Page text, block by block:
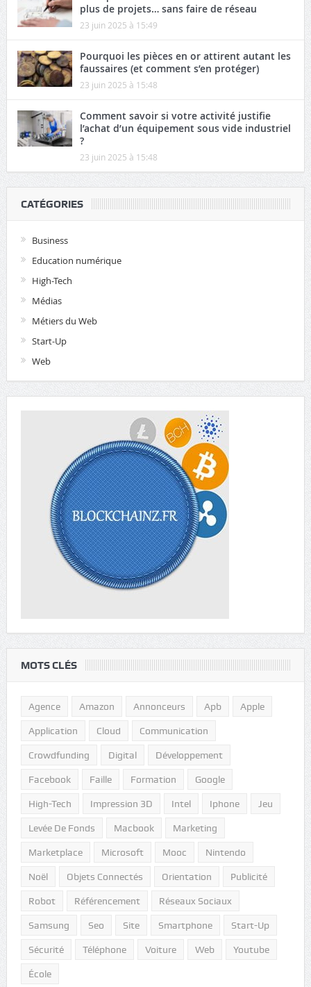
plus de projets… sans faire de réseau
23 juin 2025 à 15:49
Pourquoi les pièces en or attirent autant les
faussaires (et comment s’en protéger)
23 juin 2025 à 15:48
Comment savoir si votre activité justifie
l’achat d’un équipement sous vide industriel
?
23 juin 2025 à 15:48
CATÉGORIES
Business
Education numérique
High-Tech
Médias
Métiers du Web
Start-Up
Web
MOTS CLÉS
Agence Amazon Annonceurs Apb Apple
Application Cloud Communication
Crowdfunding Digital Développement
Facebook Faille Formation Google
High-Tech Impression 3D Intel Iphone Jeu
Levée De Fonds Macbook Marketing
Marketplace Microsoft Mooc Nintendo
Noël Objets Connectés Orientation Publicité
Robot Référencement Réseaux Sociaux
Samsung Seo Site Smartphone Start-Up
Sécurité Téléphone Voiture Web Youtube
École